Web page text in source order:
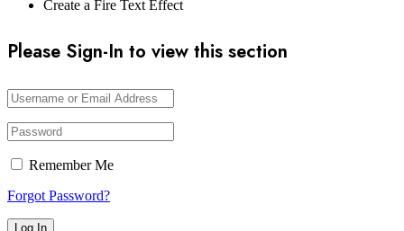
Create a Fire Text Effect
Please Sign-In to view this section
Remember Me
Forgot Password?